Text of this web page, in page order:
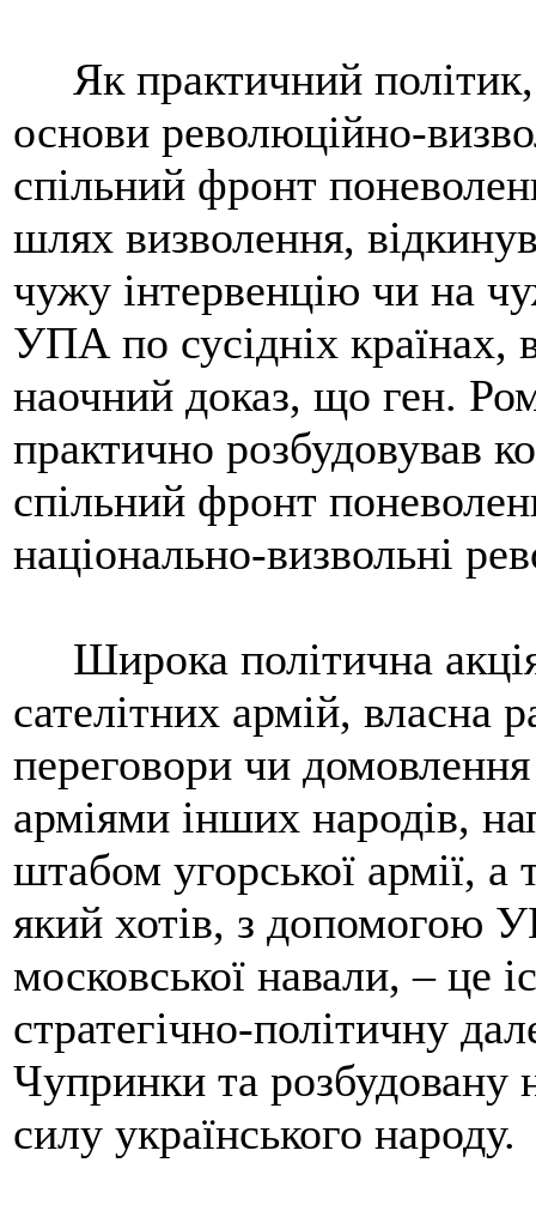
Як практичний
основи революційно-
спільний фронт
шлях визволення,
чужу інтервенцію чи на
УПА по сусідніх країнах,
наочний доказ, що ген.
практично розбудовував
спільний фронт
національно-визвольні
Широка політична акція
сателітних армій, власна
переговори чи
арміями інших народів,
штабом угорської армії,
який хотів, з допомогою
московської навали, – це
стратегічно-політичну
Чупринки та розбудовану
силу українського народу.